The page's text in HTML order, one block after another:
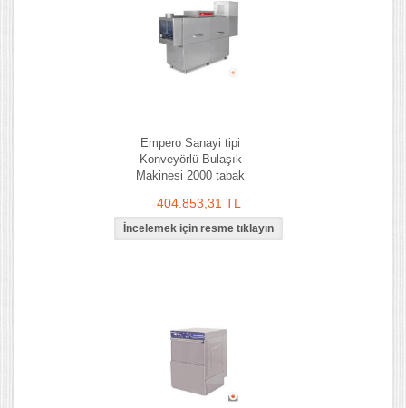
Empero Sanayi tipi
Konveyörlü Bulaşık
Makinesi 2000 tabak
404.853,31 TL